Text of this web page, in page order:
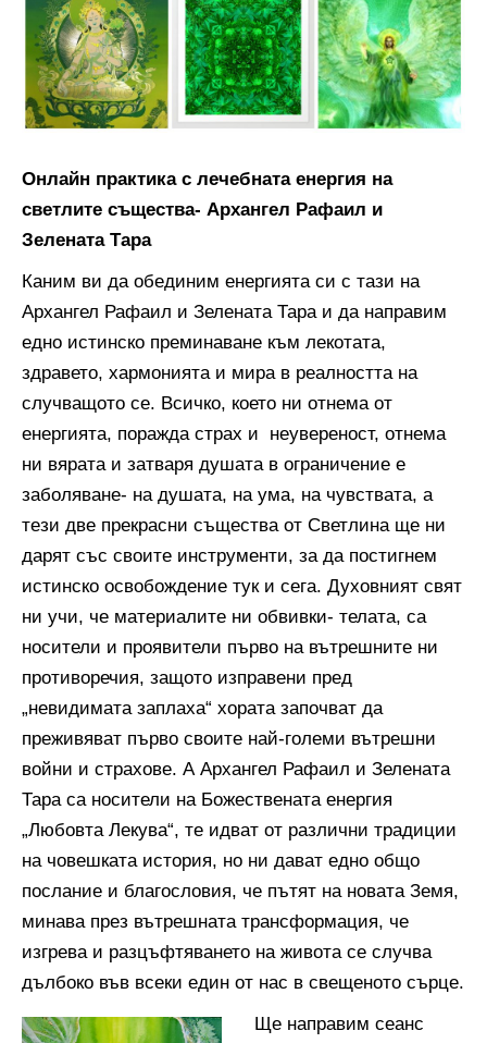
Онлайн практика с лечебната енергия на
светлите същества- Архангел Рафаил и
Зелената Тара
Каним ви да обединим енергията си с тази на
Архангел Рафаил и Зелената Тара и да направим
едно истинско преминаване към лекотата,
здравето, хармонията и мира в реалността на
случващото се. Всичко, което ни отнема от
енергията, поражда страх и неувереност, отнема
ни вярата и затваря душата в ограничение е
заболяване- на душата, на ума, на чувствата, а
тези две прекрасни същества от Светлина ще ни
дарят със своите инструменти, за да постигнем
истинско освобождение тук и сега. Духовният свят
ни учи, че материалите ни обвивки- телата, са
носители и проявители първо на вътрешните ни
противоречия, защото изправени пред
„невидимата заплаха“ хората започват да
преживяват първо своите най-големи вътрешни
войни и страхове. А Архангел Рафаил и Зелената
Тара са носители на Божествената енергия
„Любовта Лекува“, те идват от различни традиции
на човешката история, но ни дават едно общо
послание и благословия, че пътят на новата Земя,
минава през вътрешната трансформация, че
изгрева и разцъфтяването на живота се случва
дълбоко във всеки един от нас в свещеното сърце.
Ще направим сеанс